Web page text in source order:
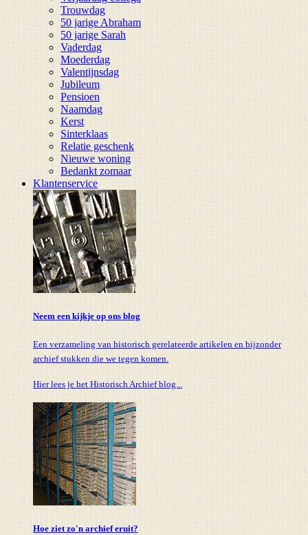
Trouwdag
50 jarige Abraham
50 jarige Sarah
Vaderdag
Moederdag
Valentijnsdag
Jubileum
Pensioen
Naamdag
Kerst
Sinterklaas
Relatie geschenk
Nieuwe woning
Bedankt zomaar
Klantenservice
Neem een kijkje op ons blog
Een verzameling van historisch gerelateerde artikelen en bijzonder
archief stukken die we tegen komen.
Hier lees je het Historisch Archief blog...
Hoe ziet zo'n archief eruit?